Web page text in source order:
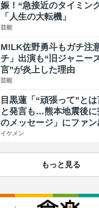
娠！“急接近のタイミン
「人生の大転機」
芸能
M!LK佐野勇斗もガチ注
チ」出演も“旧ジャニー
言”が炎上した理由
芸能
目黒蓮「“頑張って”とは
と発言も…熊本地震後
のメッセージ」にファン
イケメン
もっと見る